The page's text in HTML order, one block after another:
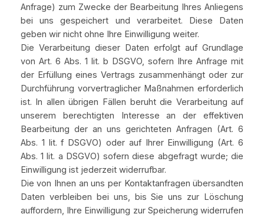
Anfrage) zum Zwecke der Bearbeitung Ihres Anliegens
bei uns gespeichert und verarbeitet. Diese Daten
geben wir nicht ohne Ihre Einwilligung weiter.
Die Verarbeitung dieser Daten erfolgt auf Grundlage
von Art. 6 Abs. 1 lit. b DSGVO, sofern Ihre Anfrage mit
der Erfüllung eines Vertrags zusammenhängt oder zur
Durchführung vorvertraglicher Maßnahmen erforderlich
ist. In allen übrigen Fällen beruht die Verarbeitung auf
unserem berechtigten Interesse an der effektiven
Bearbeitung der an uns gerichteten Anfragen (Art. 6
Abs. 1 lit. f DSGVO) oder auf Ihrer Einwilligung (Art. 6
Abs. 1 lit. a DSGVO) sofern diese abgefragt wurde; die
Einwilligung ist jederzeit widerrufbar.
Die von Ihnen an uns per Kontaktanfragen übersandten
Daten verbleiben bei uns, bis Sie uns zur Löschung
auffordern, Ihre Einwilligung zur Speicherung widerrufen